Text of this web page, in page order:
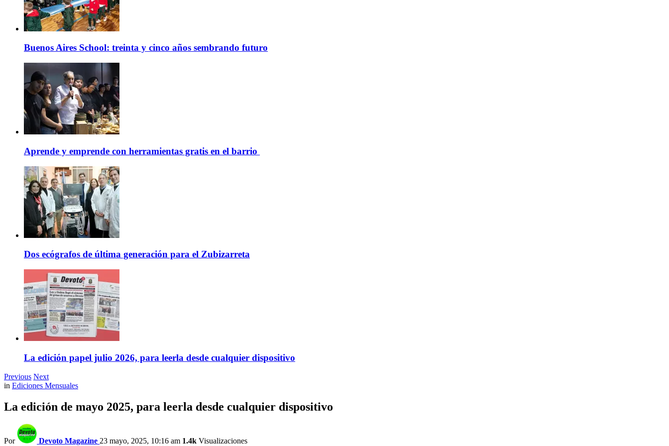
Buenos Aires School: treinta y cinco años sembrando futuro
Aprende y emprende con herramientas gratis en el barrio
Dos ecógrafos de última generación para el Zubizarreta
La edición papel julio 2026, para leerla desde cualquier dispositivo
Previous Next
in Ediciones Mensuales
La edición de mayo 2025, para leerla desde cualquier dispositivo
Por Devoto Magazine 23 mayo, 2025, 10:16 am 1.4k Visualizaciones